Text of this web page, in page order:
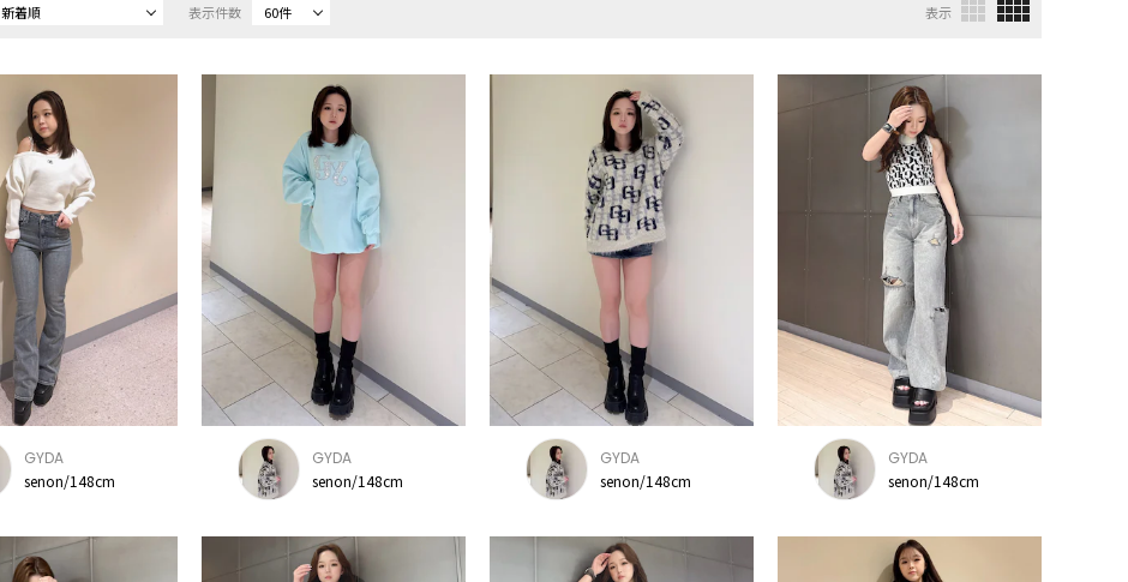
新着順 表示件数 60件 表示
GYDA
senon/148cm
GYDA
senon/148cm
GYDA
senon/148cm
GYDA
senon/148cm